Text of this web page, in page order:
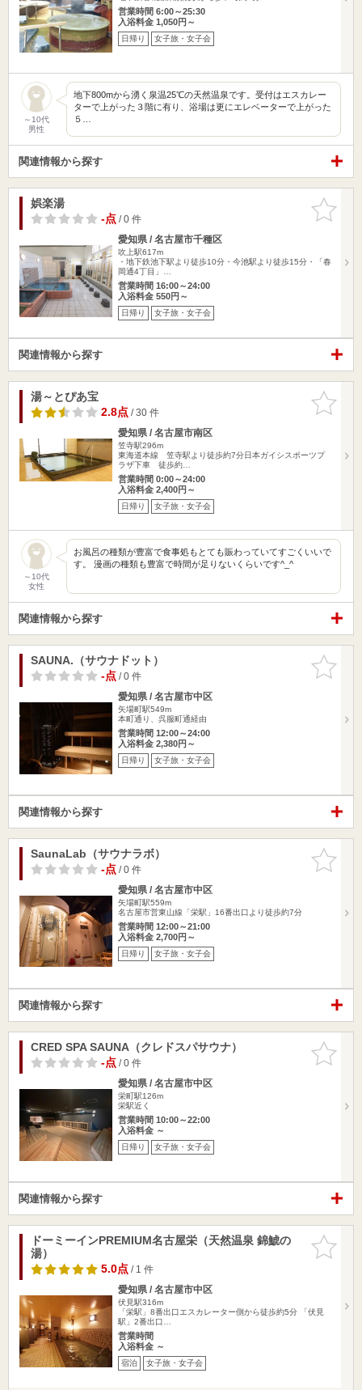
営業時間 6:00～25:30
入浴料金 1,050円～
日帰り 女子旅・女子会
～10代
男性
地下800mから湧く泉温25℃の天然温泉です。受付はエスカレー
ターで上がった３階に有り、浴場は更にエレベーターで上がった
５…
関連情報から探す
お気に入
りに追加
娯楽湯
-点/ 0 件
愛知県 / 名古屋市千種区
吹上駅617m
・地下鉄池下駅より徒歩10分・今池駅より徒歩15分・「春
岡通4丁目」…
営業時間 16:00～24:00
入浴料金 550円～
日帰り 女子旅・女子会
関連情報から探す
お気に入
りに追加
湯～とぴあ宝
2.8点/ 30 件
愛知県 / 名古屋市南区
笠寺駅296m
東海道本線 笠寺駅より徒歩約7分日本ガイシスポーツプ
ラザ下車 徒歩約…
営業時間 0:00～24:00
入浴料金 2,400円～
日帰り 女子旅・女子会
～10代
女性
お風呂の種類が豊富で食事処もとても賑わっていてすごくいいで
す。 漫画の種類も豊富で時間が足りないくらいです^_^
関連情報から探す
お気に入
りに追加
SAUNA.（サウナドット）
-点/ 0 件
愛知県 / 名古屋市中区
矢場町駅549m
本町通り、呉服町通経由
営業時間 12:00～24:00
入浴料金 2,380円～
日帰り 女子旅・女子会
関連情報から探す
お気に入
りに追加
SaunaLab（サウナラボ）
-点/ 0 件
愛知県 / 名古屋市中区
矢場町駅559m
名古屋市営東山線「栄駅」16番出口より徒歩約7分
営業時間 12:00～21:00
入浴料金 2,700円～
日帰り 女子旅・女子会
関連情報から探す
お気に入
りに追加
CRED SPA SAUNA（クレドスパサウナ）
-点/ 0 件
愛知県 / 名古屋市中区
栄町駅126m
栄駅近く
営業時間 10:00～22:00
入浴料金 ～
日帰り 女子旅・女子会
関連情報から探す
お気に入
りに追加
ドーミーインPREMIUM名古屋栄（天然温泉 錦鯱の
湯）
5.0点/ 1 件
愛知県 / 名古屋市中区
伏見駅316m
「栄駅」8番出口エスカレーター側から徒歩約5分 「伏見
駅」2番出口…
営業時間
入浴料金 ～
宿泊 女子旅・女子会